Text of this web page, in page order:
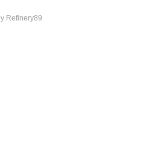
Refinery89